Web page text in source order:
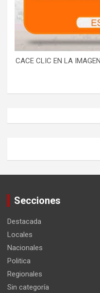
CACE CLIC EN LA
Secciones
Destacada
Locales
Nacionales
Politica
Regionales
Sin categoría